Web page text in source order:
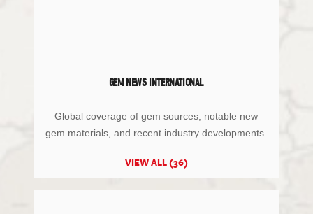
GEM NEWS INTERNATIONAL
Global coverage of gem sources, notable new
gem materials, and recent industry developments.
VIEW ALL (36)